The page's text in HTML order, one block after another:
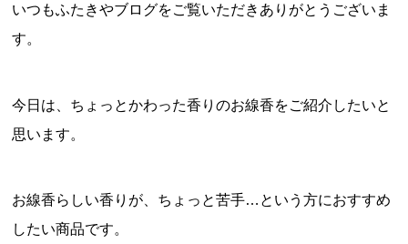
いつもふたきやブログをご覧いただきありがとうございま
す。
今日は、ちょっとかわった香りのお線香をご紹介したいと
思います。
お線香らしい香りが、ちょっと苦手…という方におすすめ
したい商品です。